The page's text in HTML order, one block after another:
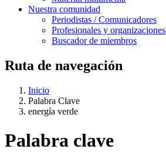
Nuestra comunidad
Periodistas / Comunicadores
Profesionales y organizaciones
Buscador de miembros
Ruta de navegación
Inicio
Palabra Clave
energía verde
Palabra clave